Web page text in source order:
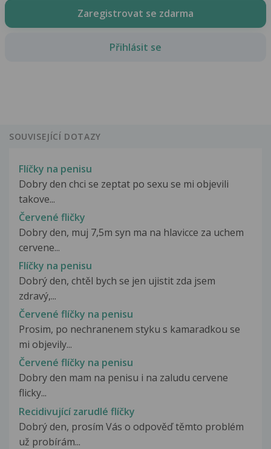
Zaregistrovat se zdarma
Přihlásit se
SOUVISEJÍCÍ DOTAZY
Flíčky na penisu
Dobry den chci se zeptat po sexu se mi objevili
takove...
Červené fličky
Dobry den, muj 7,5m syn ma na hlavicce za uchem
cervene...
Flíčky na penisu
Dobrý den, chtěl bych se jen ujistit zda jsem
zdravý,...
Červené flíčky na penisu
Prosim, po nechranenem styku s kamaradkou se
mi objevily...
Červené flíčky na penisu
Dobry den mam na penisu i na zaludu cervene
flicky...
Recidivující zarudlé flíčky
Dobrý den, prosím Vás o odpověď těmto problém
už probírám...